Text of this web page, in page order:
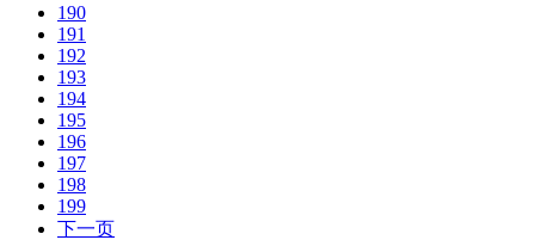
190
191
192
193
194
195
196
197
198
199
下一页